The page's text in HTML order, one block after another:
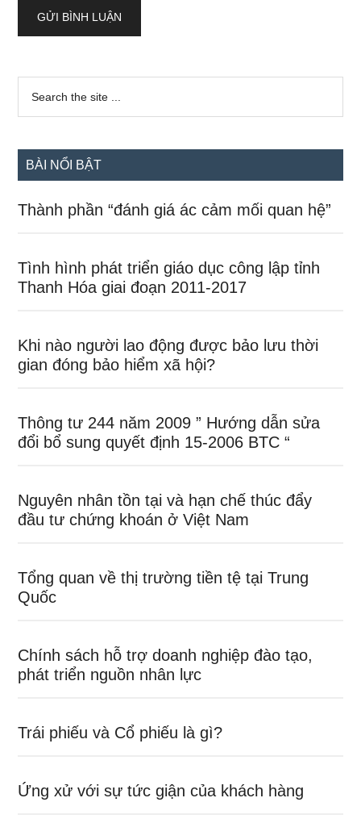
Sidebar
chính
...
BÀI NỔI BẬT
Thành phần “đánh giá ác cảm mối quan hệ”
Tình hình phát triển giáo dục công lập tỉnh
Thanh Hóa giai đoạn 2011-2017
Khi nào người lao động được bảo lưu thời
gian đóng bảo hiểm xã hội?
Thông tư 244 năm 2009 ” Hướng dẫn sửa
đổi bổ sung quyết định 15-2006 BTC “
Nguyên nhân tồn tại và hạn chế thúc đẩy
đầu tư chứng khoán ở Việt Nam
Tổng quan về thị trường tiền tệ tại Trung
Quốc
Chính sách hỗ trợ doanh nghiệp đào tạo,
phát triển nguồn nhân lực
Trái phiếu và Cổ phiếu là gì?
Ứng xử với sự tức giận của khách hàng